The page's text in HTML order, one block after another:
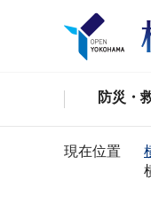
防災・
現在位置